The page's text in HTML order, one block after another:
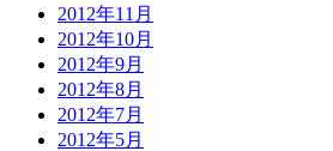
2012年11月
2012年10月
2012年9月
2012年8月
2012年7月
2012年5月